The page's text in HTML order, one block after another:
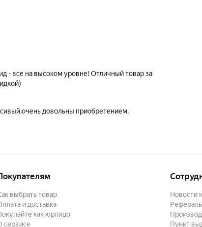
- все на высоком уровне! Отличный товар за
довольны приобретением.
выбрать товар
и доставка
как юрлицо
сервисе
Новости
Пункт